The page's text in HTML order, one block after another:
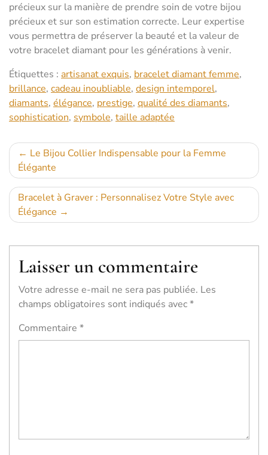
précieux sur la manière de prendre soin de votre bijou
précieux et sur son estimation correcte. Leur expertise
vous permettra de préserver la beauté et la valeur de
votre bracelet diamant pour les générations à venir.
Étiquettes : artisanat exquis, bracelet diamant femme,
brillance, cadeau inoubliable, design intemporel,
diamants, élégance, prestige, qualité des diamants,
sophistication, symbole, taille adaptée
Navigation
de
l’article
Le Bijou Collier Indispensable pour la Femme
Élégante
Bracelet à Graver : Personnalisez Votre Style avec
Élégance
Laisser un commentaire
Votre adresse e-mail ne sera pas publiée. Les
champs obligatoires sont indiqués avec*
Commentaire *